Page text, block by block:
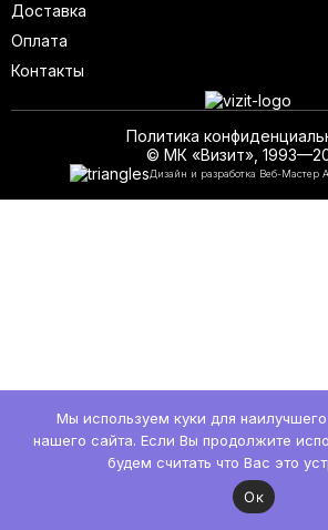
Доставка
Оплата
Контакты
Дизайн и разработка Веб-Мастер
© МК «Визит»,
Политика
Мы используем куки для
нашего сайта. Если Вы продолжите
будем считать что Вас это
Ок